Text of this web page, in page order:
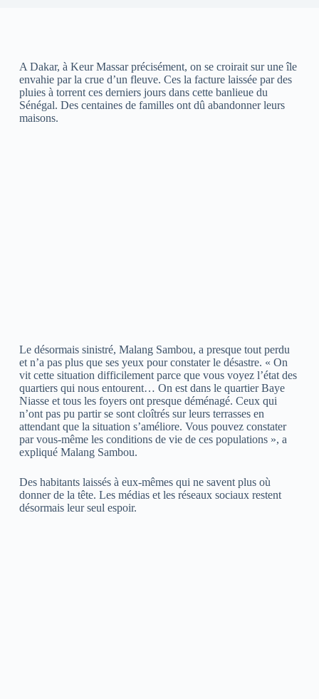
A Dakar, à Keur Massar précisément, on se croirait sur une île
envahie par la crue d’un fleuve. Ces la facture laissée par des
pluies à torrent ces derniers jours dans cette banlieue du
Sénégal. Des centaines de familles ont dû abandonner leurs
maisons.
Le désormais sinistré, Malang Sambou, a presque tout perdu
et n’a pas plus que ses yeux pour constater le désastre. « On
vit cette situation difficilement parce que vous voyez l’état des
quartiers qui nous entourent… On est dans le quartier Baye
Niasse et tous les foyers ont presque déménagé. Ceux qui
n’ont pas pu partir se sont cloîtrés sur leurs terrasses en
attendant que la situation s’améliore. Vous pouvez constater
par vous-même les conditions de vie de ces populations », a
expliqué Malang Sambou.
Des habitants laissés à eux-mêmes qui ne savent plus où
donner de la tête. Les médias et les réseaux sociaux restent
désormais leur seul espoir.